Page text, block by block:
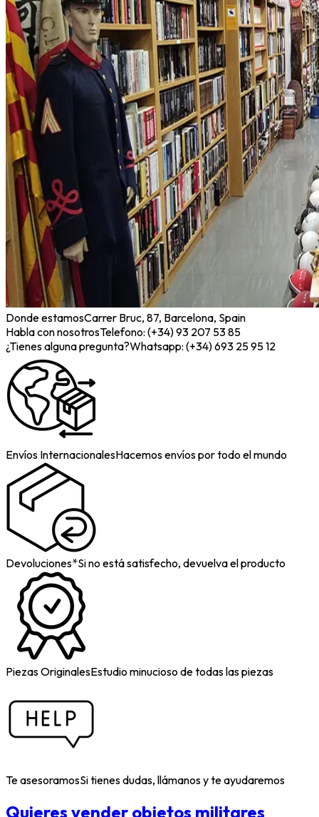
Donde estamosCarrer Bruc, 87, Barcelona, Spain
Habla con nosotrosTelefono: (+34) 93 207 53 85
¿Tienes alguna pregunta?Whatsapp: (+34) 693 25 95 12
Envíos InternacionalesHacemos envíos por todo el mundo
Devoluciones*Si no está satisfecho, devuelva el producto
Piezas OriginalesEstudio minucioso de todas las piezas
Te asesoramosSi tienes dudas, llámanos y te ayudaremos
Quieres vender objetos militares